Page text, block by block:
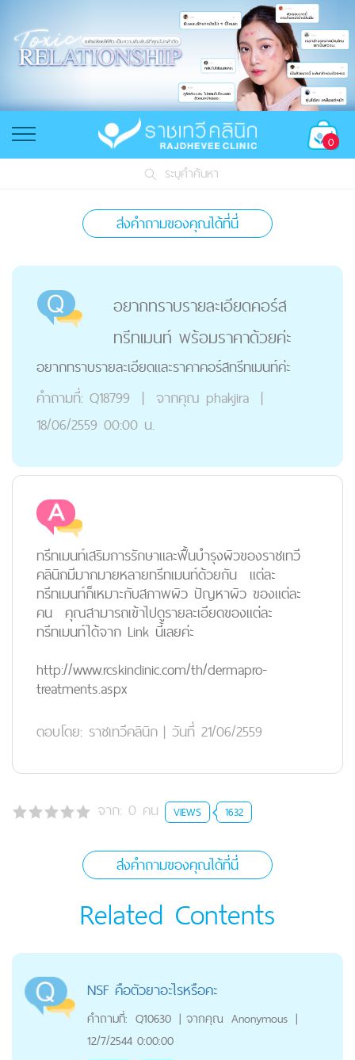
0
ระบุคำค้นหา
ส่งคำถามของคุณได้ที่นี่
อยากทราบรายละเอียดคอร์ส
ทรีทเมนท์ พร้อมราคาด้วยค่ะ
อยากทราบรายละเอียดและราคาคอร์สทรีทเมนท์ค่ะ
คำถามที่: Q18799 | จากคุณ phakjira |
18/06/2559 00:00 น.
ทรีทเมนท์เสริมการรักษาและฟื้นบำรุงผิวของราชเทวี
คลินิกมีมากมายหลายทรีทเมนท์ด้วยกัน แต่ละ
ทรีทเมนท์ก็เหมาะกับสภาพผิว ปัญหาผิว ของแต่ละ
คน คุณสามารถเข้าไปดูรายละเอียดของแต่ละ
ทรีทเมนท์ได้จาก Link นี้เลยค่ะ
http://www.rcskinclinic.com/th/dermapro-
treatments.aspx
ตอบโดย: ราชเทวีคลินิก | วันที่ 21/06/2559
จาก: 0 คน VIEWS 1632
ส่งคำถามของคุณได้ที่นี่
Related Contents
NSF คือตัวยาอะไรหรือคะ
คำถามที่: Q10630 | จากคุณ Anonymous |
12/7/2544 0:00:00